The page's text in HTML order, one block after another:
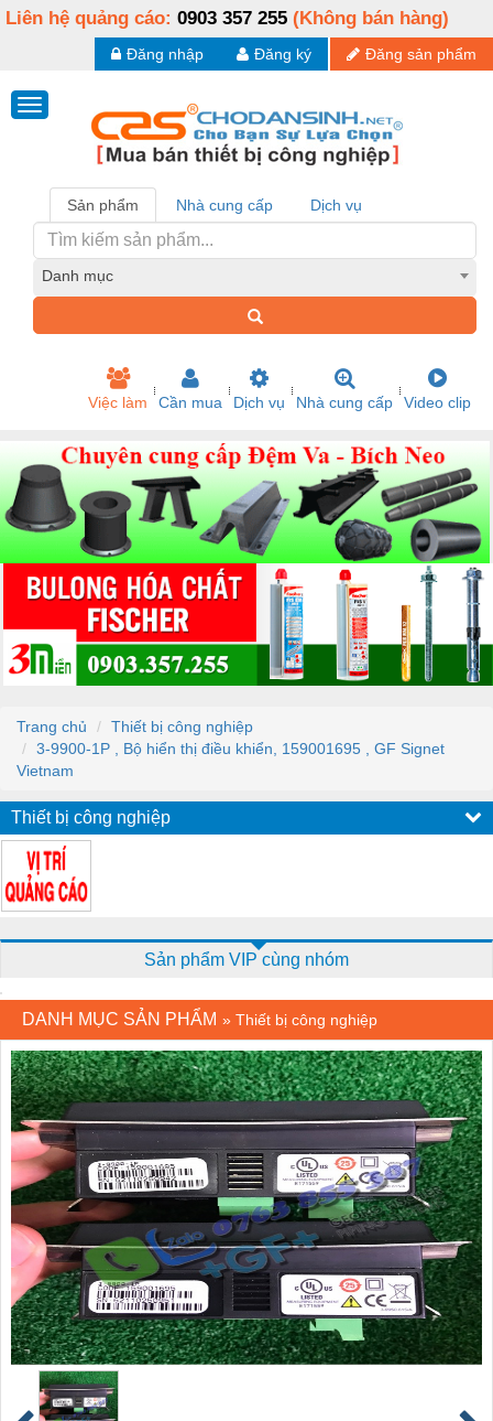
Liên hệ quảng cáo: 0903 357 255 (Không bán hàng)
Đăng sản phẩm
Đăng ký
Đăng nhập
Sản phẩm Nhà cung cấp Dịch vụ
Danh mục
Việc làm Cần mua Dịch vụ Nhà cung cấp Video clip
Trang chủ
Thiết bị công nghiệp
3-9900-1P , Bộ hiển thị điều khiển, 159001695 , GF Signet
Vietnam
Thiết bị công nghiệp
Sản phẩm VIP cùng nhóm
DANH MỤC SẢN PHẨM » Thiết bị công nghiệp